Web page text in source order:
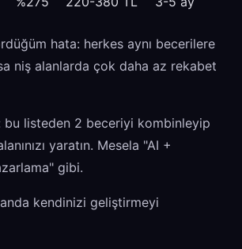
hata: herkes aynı becerilere
niş alanlarda çok daha az rekabet
bu listeden 2 beceriyi kombinleyip
yaratın. Mesela "AI +
gibi.
kendinizi geliştirmeyi